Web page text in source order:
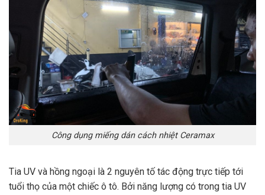
Công dụng miếng dán cách nhiệt Ceramax
Tia UV và hồng ngoại là 2 nguyên tố tác động trực tiếp tới
tuổi thọ của một chiếc ô tô. Bởi năng lượng có trong tia UV